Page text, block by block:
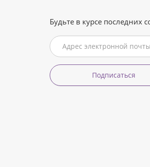
Будьте в курсе последних
Подписаться